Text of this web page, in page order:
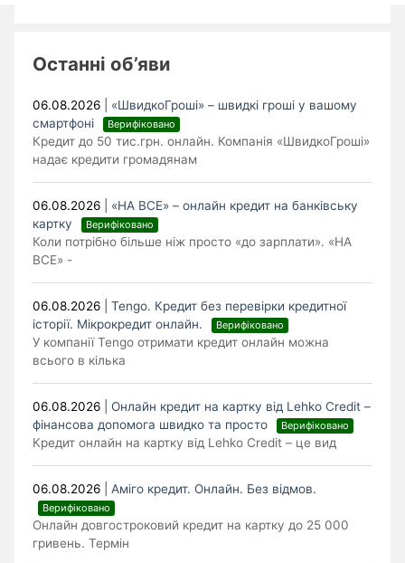
Останні об’яви
06.08.2026
«ШвидкоГроші» – швидкі гроші у вашому
смартфоні
Верифіковано
Кредит до 50 тис.грн. онлайн. Компанія «ШвидкоГроші»
надає кредити громадянам
06.08.2026
«НА ВСЕ» – онлайн кредит на банківську
картку
Верифіковано
Коли потрібно більше ніж просто «до зарплати». «НА
ВСЕ» -
06.08.2026 |Tengo. Кредит без перевірки кредитної
історії. Мікрокредит онлайн.
Верифіковано
У компанії Tengo отримати кредит онлайн можна
всього в кілька
06.08.2026 |Онлайн кредит на картку від Lehko Сredit –
фінансова допомога швидко та просто
Верифіковано
Кредит онлайн на картку від Lehko Credit – це вид
06.08.2026 Аміго кредит. Онлайн. Без відмов.
Верифіковано
Онлайн довгостроковий кредит на картку до 25 000
гривень. Термін